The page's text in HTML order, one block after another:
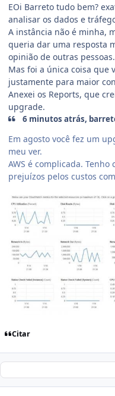
EOi Barreto tudo bem?
analisar os dados e
A instância não é minha,
queria dar uma resposta
opinião de outras pessoas.
Mas foi a única coisa que
justamente para maior
Anexei os Reports, que
upgrade.
6 minutos atrás,
Em agosto você fez um
meu ver.
AWS é complicada.
prejuízos pelos custos
Citar